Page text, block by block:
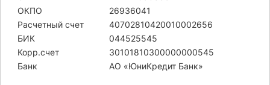
ОКПО
26936041
Расчетный счет
40702810420010002656
БИК
044525545
Корр.счет
30101810300000000545
Банк
АО «ЮниКредит Банк»